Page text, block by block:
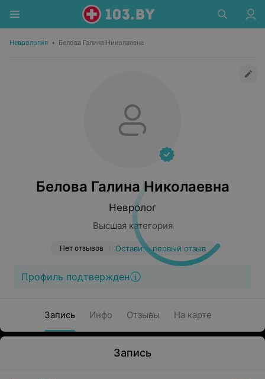
Неврология • Белова Галина Николаевна
Белова Галина Николаевна
Невролог
Высшая категория
Нет отзывов Оставить первый отзыв
Профиль подтвержден
Запись Инфо Отзывы На карте
Запись